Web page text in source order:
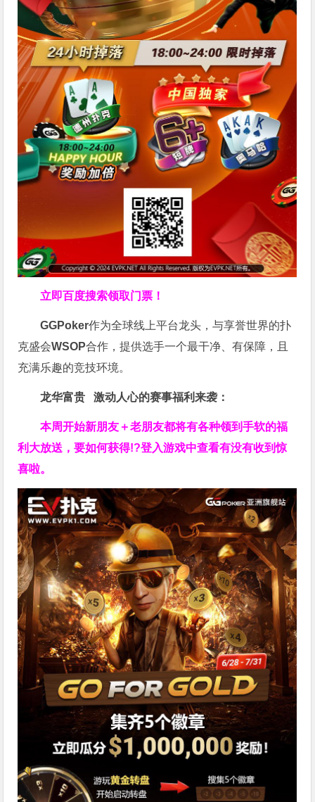
立即百度搜索领取门票！
GGPoker作为全球线上平台龙头，与享誉世界的扑
克盛会WSOP合作，提供选手一个最干净、有保障，且
充满乐趣的竞技环境。
龙华富贵 激动人心的赛事福利来袭：
本周开始新朋友＋老朋友都将有各种领到手软的福
利大放送，要如何获得!?登入游戏中查看有没有收到惊
喜啦。